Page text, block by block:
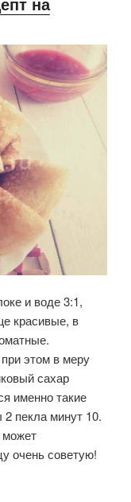
и воде 3:1,
красивые, в
этом в меру
сахар
именно такие
2 пекла минут 10.
может
очень советую!